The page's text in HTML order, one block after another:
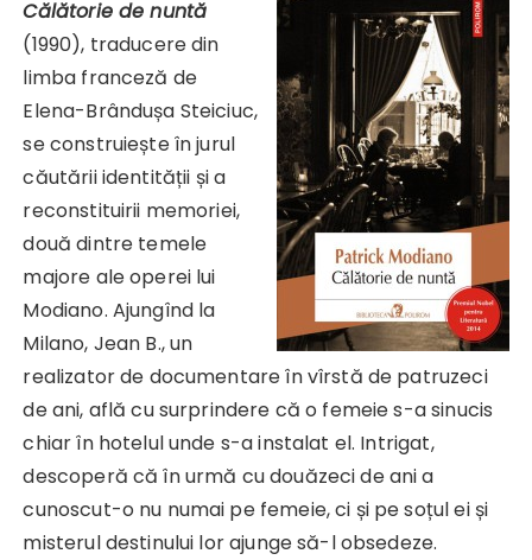
Călătorie de nuntă
(1990), traducere din
limba franceză de
Elena-Brândușa Steiciuc,
se construiește în jurul
căutării identității și a
reconstituirii memoriei,
două dintre temele
majore ale operei lui
Modiano. Ajungînd la
Milano, Jean B., un
realizator de documentare în vîrstă de patruzeci
de ani, află cu surprindere că o femeie s-a sinucis
chiar în hotelul unde s-a instalat el. Intrigat,
descoperă că în urmă cu douăzeci de ani a
cunoscut-o nu numai pe femeie, ci și pe soțul ei și
misterul destinului lor ajunge să-l obsedeze.